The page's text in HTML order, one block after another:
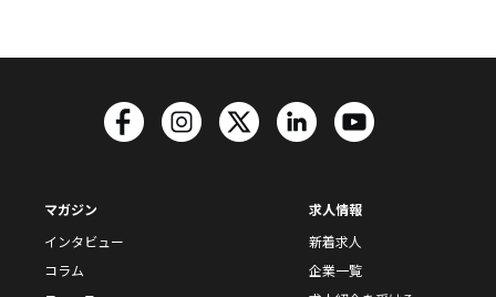
マガジン
インタビュー
コラム
求人情報
新着求人
企業一覧